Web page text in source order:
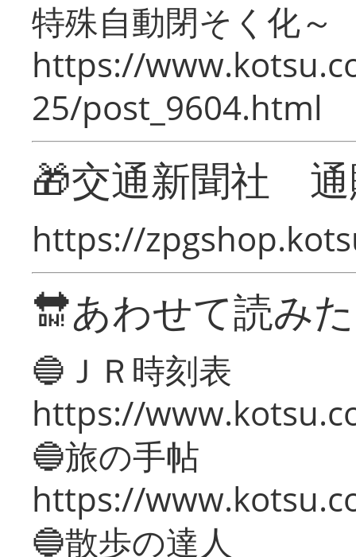
特殊自動閉そく化～
https://
25/post_9604.html
🎁交通新聞社
https://
🔛あわせて読み
🔵ＪＲ時刻表
https://
🔵旅の手帖
https://
🔵散歩の達人